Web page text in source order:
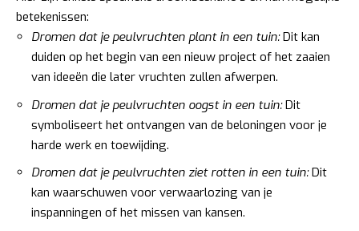
betekenissen:
Dromen dat je peulvruchten plant in een tuin:Dit kan
duiden op het begin van een nieuw project of het zaaien
van ideeën die later vruchten zullen afwerpen.
Dromen dat je peulvruchten oogst in een tuin:Dit
symboliseert het ontvangen van de beloningen voor je
harde werk en toewijding.
Dromen dat je peulvruchten ziet rotten in een tuin:Dit
kan waarschuwen voor verwaarlozing van je
inspanningen of het missen van kansen.